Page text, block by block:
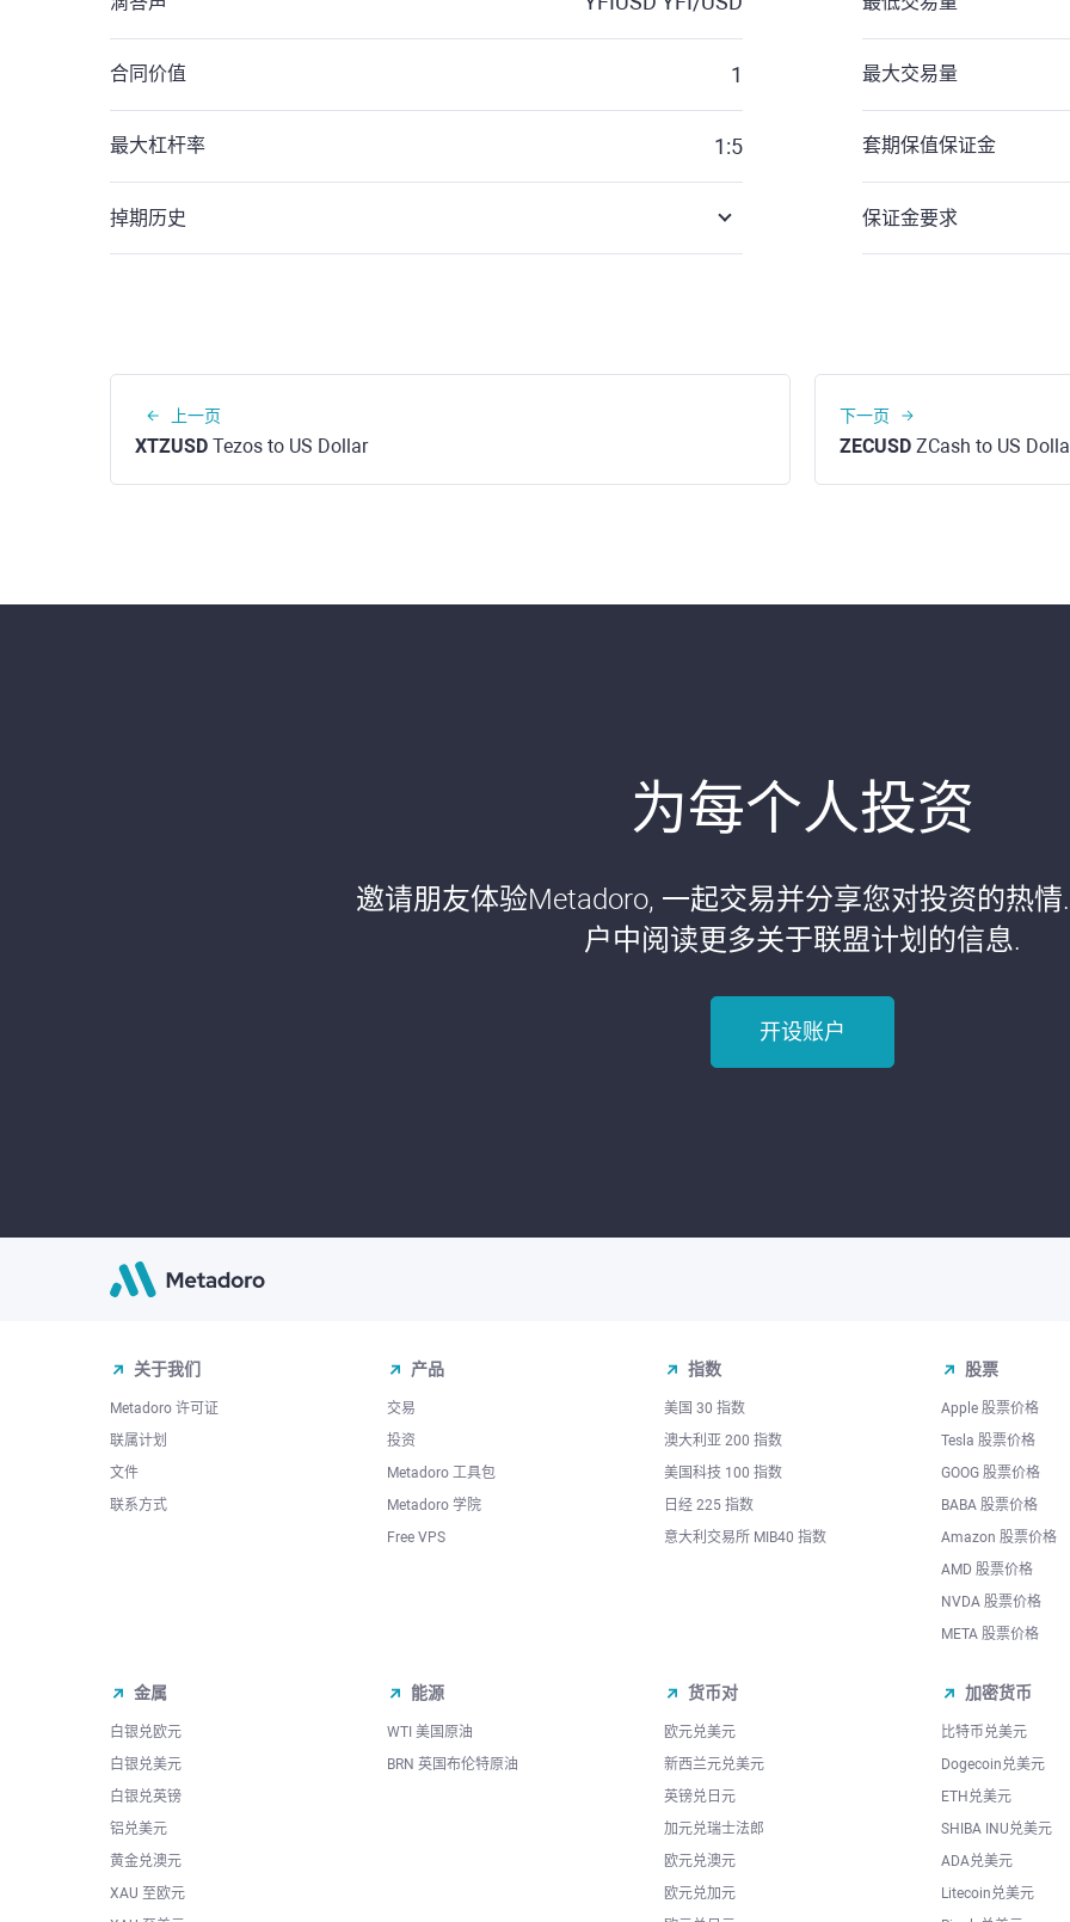
合同价值 1
最大杠杆率 1:5
掉期历史
最大交易量
套期保值保证金
保证金要求
上一页
XTZUSD Tezos to US Dollar
下一页
ZECUSD ZCash to US
为每个人投资
邀请朋友体验Metadoro, 一起交易并分享您对投资的热
户中阅读更多关于联盟计划的信息.
开设账户
关于我们
Metadoro 许可证
联属计划
文件
联系方式
产品
交易
投资
Metadoro 工具包
Metadoro 学院
Free VPS
指数
美国 30 指数
澳大利亚 200 指数
美国科技 100 指数
日经 225 指数
意大利交易所 MIB40 指数
股票
Apple 股票价格
Tesla 股票价格
GOOG 股票价格
BABA 股票价格
Amazon 股票价格
AMD 股票价格
NVDA 股票价格
META 股票价格
金属
白银兑欧元
白银兑美元
白银兑英镑
铝兑美元
黄金兑澳元
XAU 至欧元
能源
WTI 美国原油
BRN 英国布伦特原油
货币对
欧元兑美元
新西兰元兑美元
英镑兑日元
加元兑瑞士法郎
欧元兑澳元
欧元兑加元
加密货币
比特币兑美元
Dogecoin兑美元
ETH兑美元
SHIBA INU兑美元
ADA兑美元
Litecoin兑美元